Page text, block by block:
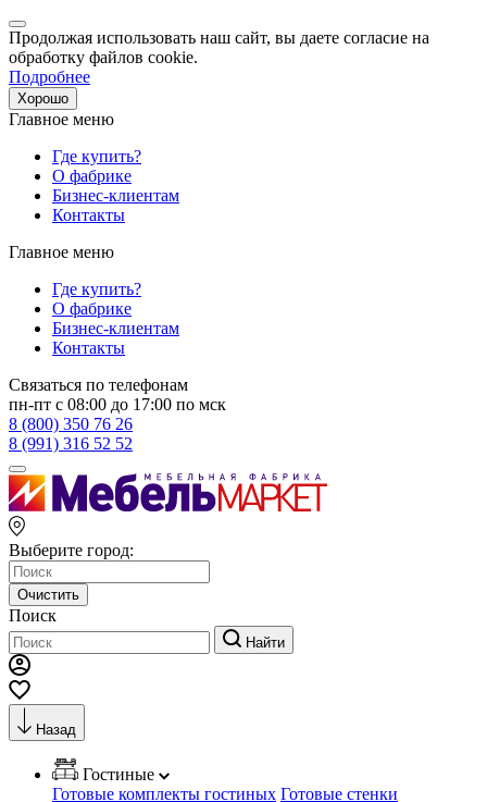
Продолжая использовать наш сайт, вы даете согласие на
обработку файлов cookie.
Подробнее
Хорошо
Главное меню
Где купить?
О фабрике
Бизнес-клиентам
Контакты
Главное меню
Где купить?
О фабрике
Бизнес-клиентам
Контакты
Связаться по телефонам
пн-пт с 08:00 до 17:00 по мск
8 (800) 350 76 26
8 (991) 316 52 52
Выберите город:
Очистить
Поиск
Найти
Назад
Гостиные
Готовые комплекты гостиных Готовые стенки